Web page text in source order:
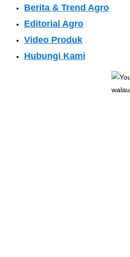
Berita & Trend Agro
Editorial Agro
Video Produk
Hubungi Kami